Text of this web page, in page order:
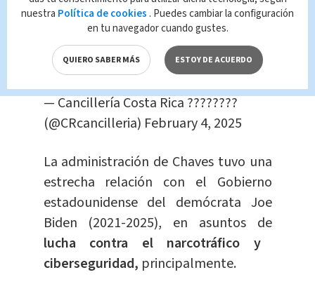
Marco Rubio@SecRubioquien visita
Costa Rica como parte de su gira por
Centroamérica
pic.twitter.com/gWv1GR4Knq
— Cancillería Costa Rica ????????
(@CRcancilleria) February 4, 2025
La administración de Chaves tuvo una
estrecha relación con el Gobierno
estadounidense del demócrata Joe
Biden (2021-2025), en asuntos de
lucha contra el narcotráfico y
ciberseguridad, principalmente.
nuestra Política de cookies . Puedes cambiar la configuración
en tu navegador cuando gustes.
QUIERO SABER MÁS ESTOY DE ACUERDO